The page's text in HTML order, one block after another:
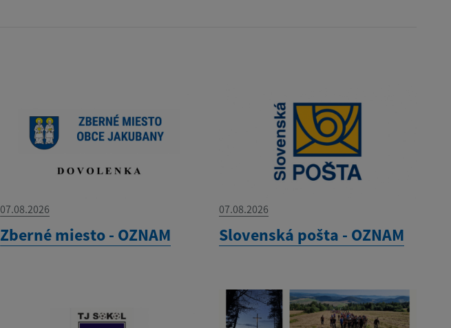
07.08.2026
Zberné miesto - OZNAM
07.08.2026
Slovenská pošta - OZNAM